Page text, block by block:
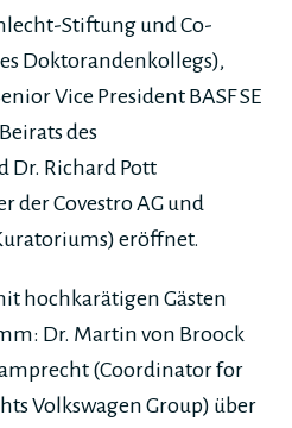
Stiftung und Co-
Doktorandenkollegs),
Vice President BASF SE
des
Dr. Richard Pott
der Covestro AG und
eröffnet.
hochkarätigen Gästen
Dr. Martin von Broock
(Coordinator for
Volkswagen Group) über